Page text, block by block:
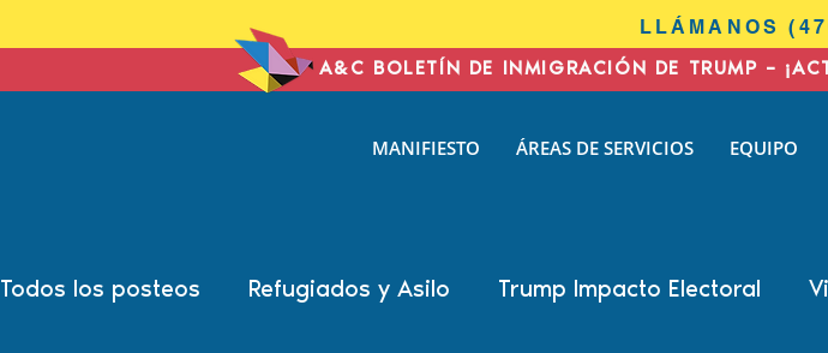
LLÁMANOS
A&C BOLETÍN DE INMIGRACIÓN DE TRUMP –
MANIFIESTO ÁREAS DE SERVICIOS EQUIPO
ANTONINI
Todos los posteos Refugiados y Asilo Trump Impacto Electoral